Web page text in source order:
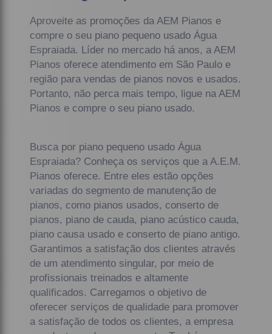
Aproveite as promoções da AEM Pianos e
compre o seu piano pequeno usado Água
Espraiada. Líder no mercado há anos, a AEM
Pianos oferece atendimento em São Paulo e
região para vendas de pianos novos e usados.
Portanto, não perca mais tempo, ligue na AEM
Pianos e compre o seu piano usado.
Busca por piano pequeno usado Água
Espraiada? Conheça os serviços que a A.E.M.
Pianos oferece. Entre eles estão opções
variadas do segmento de manutenção de
pianos, como pianos usados, conserto de
pianos, piano de cauda, piano acústico cauda,
piano causa usado e conserto de piano antigo.
Garantimos a satisfação dos clientes através
de um atendimento singular, por meio de
profissionais treinados e altamente
qualificados. Carregamos o objetivo de
oferecer serviços de qualidade para promover
a satisfação de todos os clientes, a empresa